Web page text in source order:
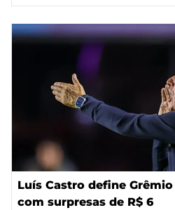
Luís Castro define Grêmio
com surpresas de R$ 6